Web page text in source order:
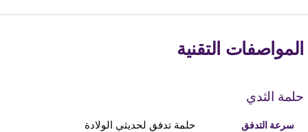
المواصفات التقنية
حلمة الثدي
سرعة التدفق حلمة تدفق لحديثي الولادة